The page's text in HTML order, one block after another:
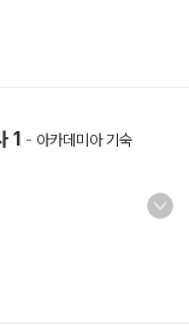
1 - 아카데미아 기숙